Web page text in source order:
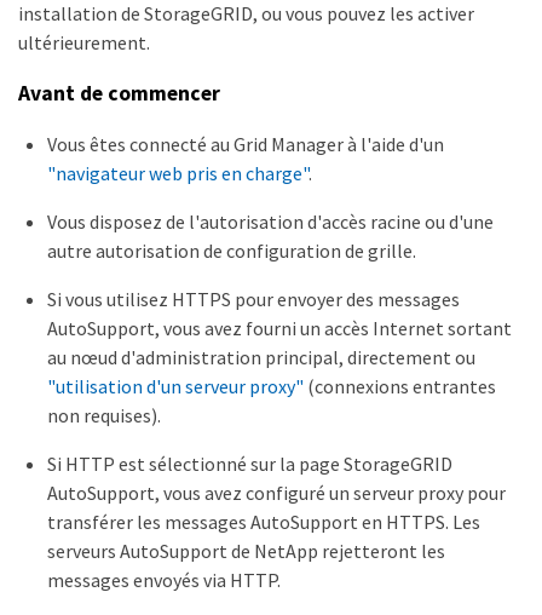
installation de StorageGRID, ou vous pouvez les activer
ultérieurement.
Avant de commencer
Vous êtes connecté au Grid Manager à l'aide d'un
"navigateur web pris en charge".
Vous disposez de l'autorisation d'accès racine ou d'une
autre autorisation de configuration de grille.
Si vous utilisez HTTPS pour envoyer des messages
AutoSupport, vous avez fourni un accès Internet sortant
au nœud d'administration principal, directement ou
"utilisation d'un serveur proxy" (connexions entrantes
non requises).
Si HTTP est sélectionné sur la page StorageGRID
AutoSupport, vous avez configuré un serveur proxy pour
transférer les messages AutoSupport en HTTPS. Les
serveurs AutoSupport de NetApp rejetteront les
messages envoyés via HTTP.